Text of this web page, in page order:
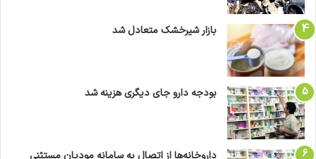
بازار شیرخشک متعادل شد
بودجه دارو جای دیگری هزینه شد
داروخانه‌ها از اتصال به سامانه مودیان مستثنی